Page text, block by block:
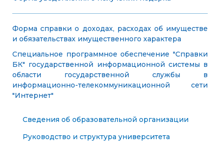
Форма справки о доходах, расходах об имуществе
и обязательствах имущественного характера
Специальное программное обеспечение "Справки
БК" государственной информационной системы в
области государственной службы в
информационно-телекоммуникационной сети
"Интернет"
Сведения об образовательной организации
Руководство и структура университета